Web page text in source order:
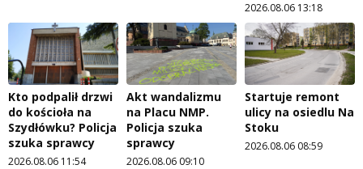
2026.08.06 13:18
Kto podpalił drzwi
do kościoła na
Szydłówku? Policja
szuka sprawcy
2026.08.06 11:54
Akt wandalizmu
na Placu NMP.
Policja szuka
sprawcy
2026.08.06 09:10
Startuje remont
ulicy na osiedlu Na
Stoku
2026.08.06 08:59